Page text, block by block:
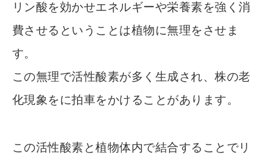
リン酸を効かせエネルギーや栄養素を強く消
費させるということは植物に無理をさせま
す。
この無理で活性酸素が多く生成され、株の老
化現象をに拍車をかけることがあります。
この活性酸素と植物体内で結合することでリ